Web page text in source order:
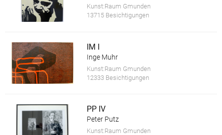
Kunst:Raum Gmunden
13715 Besichtigungen
IM I
Inge Muhr
Kunst:Raum Gmunden
12333 Besichtigungen
PP IV
Peter Putz
Kunst:Raum Gmunden